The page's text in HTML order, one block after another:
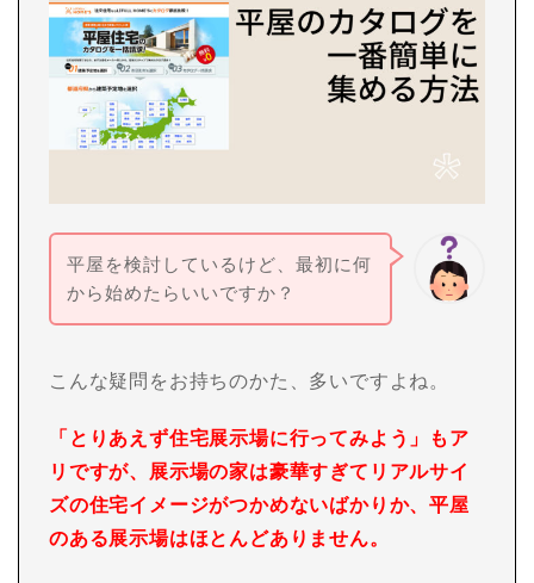
平屋を検討しているけど、最初に何
から始めたらいいですか？
こんな疑問をお持ちのかた、多いですよね。
「とりあえず住宅展示場に行ってみよう」もア
リですが、展示場の家は豪華すぎてリアルサイ
ズの住宅イメージがつかめないばかりか、平屋
のある展示場はほとんどありません。